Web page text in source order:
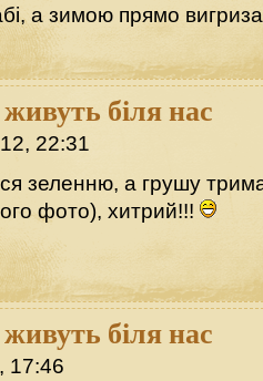
а зимою прямо
біля нас
22:31
зеленню, а грушу
фото), хитрий!!!
біля нас
17:46